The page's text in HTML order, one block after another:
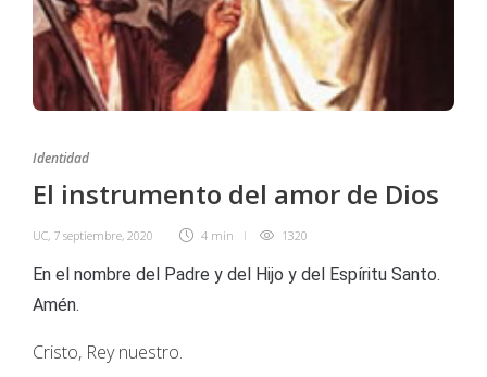
Identidad
El instrumento del amor de Dios
UC, 7 septiembre, 2020 4 min 1320
En el nombre del Padre y del Hijo y del Espíritu Santo.
Amén.
Cristo, Rey nuestro.